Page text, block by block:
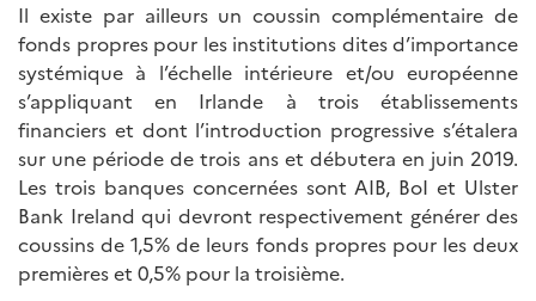
Il existe par ailleurs un coussin complémentaire de
fonds propres pour les institutions dites d’importance
systémique à l’échelle intérieure et/ou européenne
s’appliquant en Irlande à trois établissements
financiers et dont l’introduction progressive s’étalera
sur une période de trois ans et débutera en juin 2019.
Les trois banques concernées sont AIB, BoI et Ulster
Bank Ireland qui devront respectivement générer des
coussins de 1,5% de leurs fonds propres pour les deux
premières et 0,5% pour la troisième.